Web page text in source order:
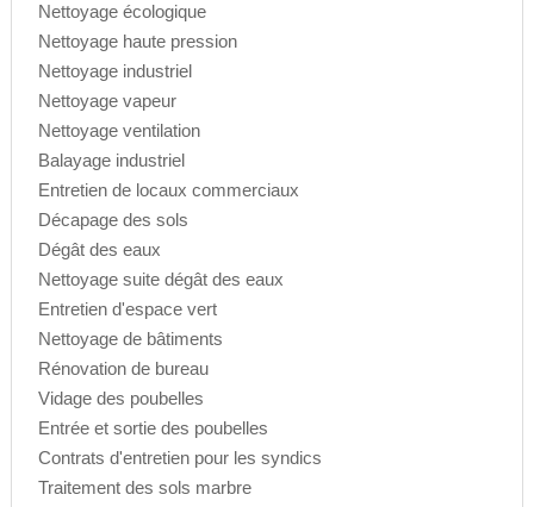
Nettoyage écologique
Nettoyage haute pression
Nettoyage industriel
Nettoyage vapeur
Nettoyage ventilation
Balayage industriel
Entretien de locaux commerciaux
Décapage des sols
Dégât des eaux
Nettoyage suite dégât des eaux
Entretien d'espace vert
Nettoyage de bâtiments
Rénovation de bureau
Vidage des poubelles
Entrée et sortie des poubelles
Contrats d'entretien pour les syndics
Traitement des sols marbre